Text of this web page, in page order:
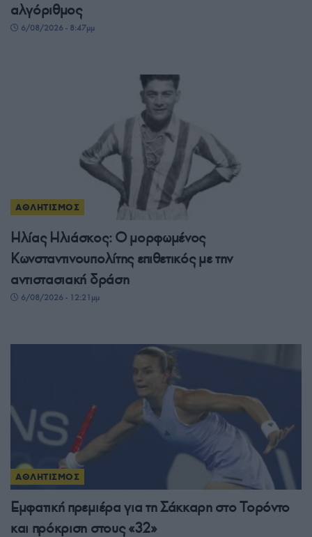
αλγόριθμος
6/08/2026 - 8:47μμ
ΑΘΛΗΤΙΣΜΟΣ
Ηλίας Ηλιάσκος: Ο μορφωμένος
Κωνσταντινουπολίτης επιθετικός με την
αντιστασιακή δράση
6/08/2026 - 12:21μμ
ΑΘΛΗΤΙΣΜΟΣ
Εμφατική πρεμιέρα για τη Σάκκαρη στο Τορόντο
και πρόκριση στους «32»